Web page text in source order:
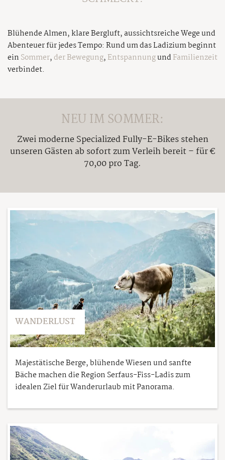
Blühende Almen, klare Bergluft, aussichtsreiche Wege und
Abenteuer für jedes Tempo: Rund um das Ladizium beginnt
ein Sommer, der Bewegung, Entspannungund Familienzeit
verbindet.
NEU IM SOMMER:
Zwei moderne Specialized Fully-E-Bikes stehen
unseren Gästen ab sofort zum Verleih bereit – für €
70,00 pro Tag.
WANDERLUST
Majestätische Berge, blühende Wiesen und sanfte
Bäche machen die Region Serfaus-Fiss-Ladis zum
idealen Ziel für Wanderurlaub mit Panorama.